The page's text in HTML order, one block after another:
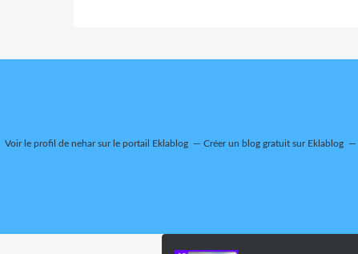
Voir le profil de neharsur le portail Eklablog Créer un blog gratuit sur Eklablog